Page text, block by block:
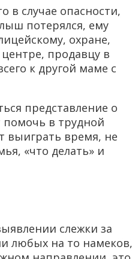
в случае опасности,
потерялся, ему
охране,
продавцу в
к другой маме с
представление о
помочь в трудной
выиграть время, не
«что делать» и
слежки за
любых на то намеков,